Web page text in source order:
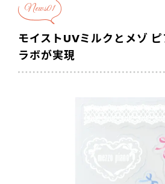
News01
モイストUVミルクとメゾ ピ
ラボが実現